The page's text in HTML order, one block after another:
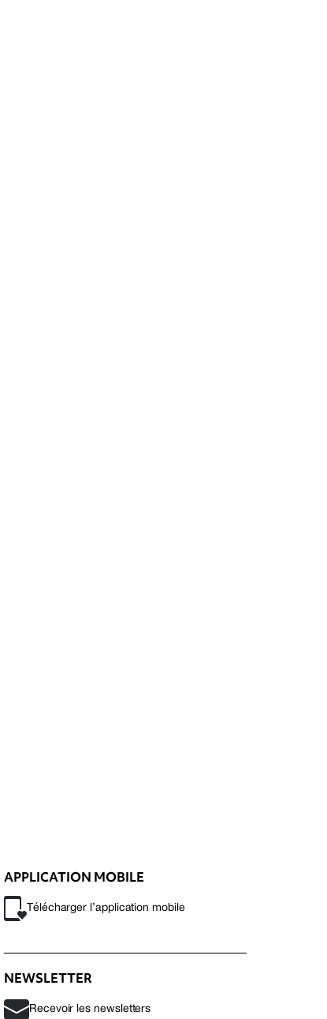
APPLICATION MOBILE
Télécharger l’application mobile
NEWSLETTER
Recevoir les newsletters